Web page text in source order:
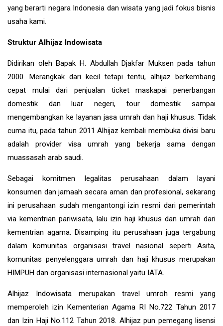
yang berarti negara Indonesia dan wisata yang jadi fokus bisnis
usaha kami.
Struktur Alhijaz Indowisata
Didirikan oleh Bapak H. Abdullah Djakfar Muksen pada tahun
2000. Merangkak dari kecil tetapi tentu, alhijaz berkembang
cepat mulai dari penjualan ticket maskapai penerbangan
domestik dan luar negeri, tour domestik sampai
mengembangkan ke layanan jasa umrah dan haji khusus. Tidak
cuma itu, pada tahun 2011 Alhijaz kembali membuka divisi baru
adalah provider visa umrah yang bekerja sama dengan
muassasah arab saudi.
Sebagai komitmen legalitas perusahaan dalam layani
konsumen dan jamaah secara aman dan profesional, sekarang
ini perusahaan sudah mengantongi izin resmi dari pemerintah
via kementrian pariwisata, lalu izin haji khusus dan umrah dari
kementrian agama. Disamping itu perusahaan juga tergabung
dalam komunitas organisasi travel nasional seperti Asita,
komunitas penyelenggara umrah dan haji khusus merupakan
HIMPUH dan organisasi internasional yaitu IATA.
Alhijaz Indowisatamerupakan travel umroh resmi yang
memperoleh izin Kementerian Agama RI No.722 Tahun 2017
dan Izin Haji No.112 Tahun 2018. Alhijaz pun pemegang lisensi